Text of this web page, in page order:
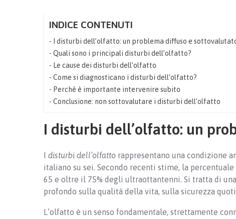
INDICE CONTENUTI
I disturbi dell’olfatto: un problema diffuso e
Quali sono i principali disturbi dell’olfatto?
Le cause dei disturbi dell’olfatto
Come si diagnosticano i disturbi dell’olfatto?
Perché è importante intervenire subito
Conclusione: non sottovalutare i disturbi dell’olfatto
I disturbi dell’olfatto: un
I disturbi dell’olfatto rappresentano una condizione
italiano su sei. Secondo recenti stime, la
65 e oltre il 75% degli ultraottantenni. Si tratta di
profondo sulla qualità della vita, sulla sicurezza
L’olfatto è un senso fondamentale, strettamente